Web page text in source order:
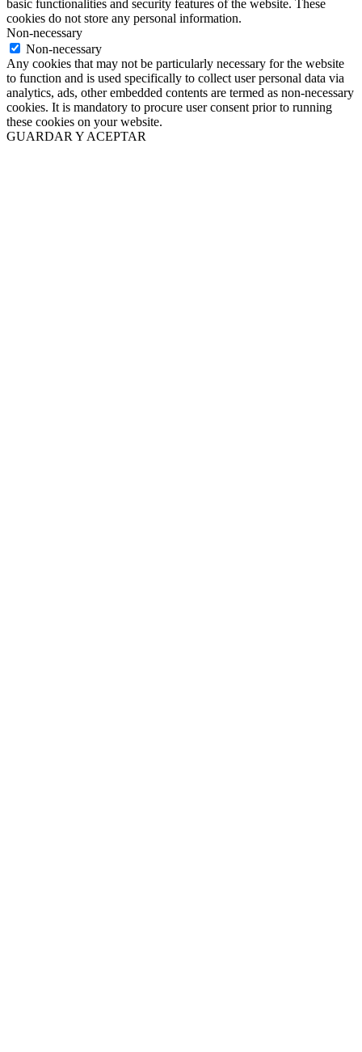
basic functionalities and security features of the website. These
cookies do not store any personal information.
Non-necessary
Non-necessary
Any cookies that may not be particularly necessary for the website
to function and is used specifically to collect user personal data via
analytics, ads, other embedded contents are termed as non-necessary
cookies. It is mandatory to procure user consent prior to running
these cookies on your website.
GUARDAR Y ACEPTAR